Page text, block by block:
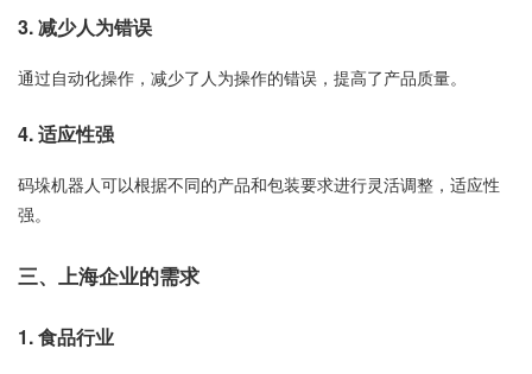
3. 减少人为错误
通过自动化操作，减少了人为操作的错误，提高了产品质量。
4. 适应性强
码垛机器人可以根据不同的产品和包装要求进行灵活调整，适应性
强。
三、上海企业的需求
1. 食品行业